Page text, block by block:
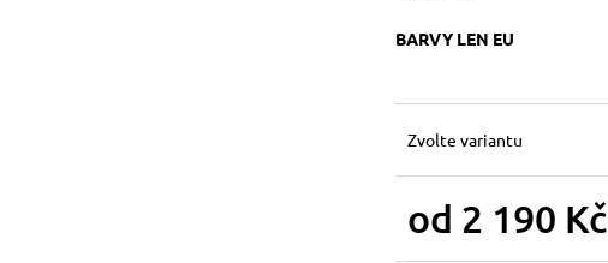
BARVY LEN EU
Zvolte variantu
od 2 190 Kč